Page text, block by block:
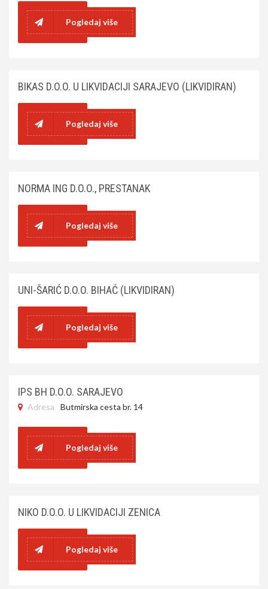
Pogledaj više
BIKAS D.O.O. U LIKVIDACIJI SARAJEVO (LIKVIDIRAN)
Pogledaj više
NORMA ING D.O.O., PRESTANAK
Pogledaj više
UNI-ŠARIĆ D.O.O. BIHAĆ (LIKVIDIRAN)
Pogledaj više
IPS BH D.O.O. SARAJEVO
Adresa Butmirska cesta br. 14
Pogledaj više
NIKO D.O.O. U LIKVIDACIJI ZENICA
Pogledaj više